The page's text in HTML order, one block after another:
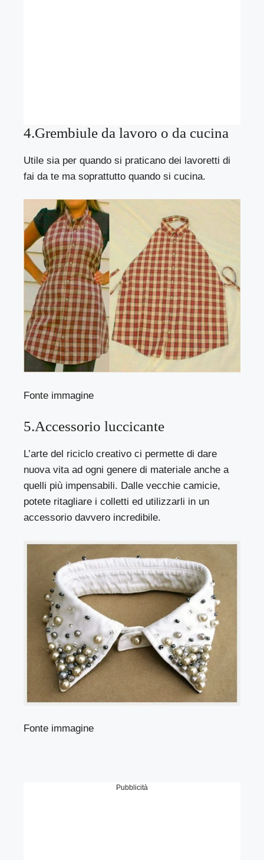
4.Grembiule da lavoro o da cucina
Utile sia per quando si praticano dei lavoretti di
fai da te ma soprattutto quando si cucina.
Fonte immagine
5.Accessorio luccicante
L’arte del riciclo creativo ci permette di dare
nuova vita ad ogni genere di materiale anche a
quelli più impensabili. Dalle vecchie camicie,
potete ritagliare i colletti ed utilizzarli in un
accessorio davvero incredibile.
Fonte immagine
Pubblicità